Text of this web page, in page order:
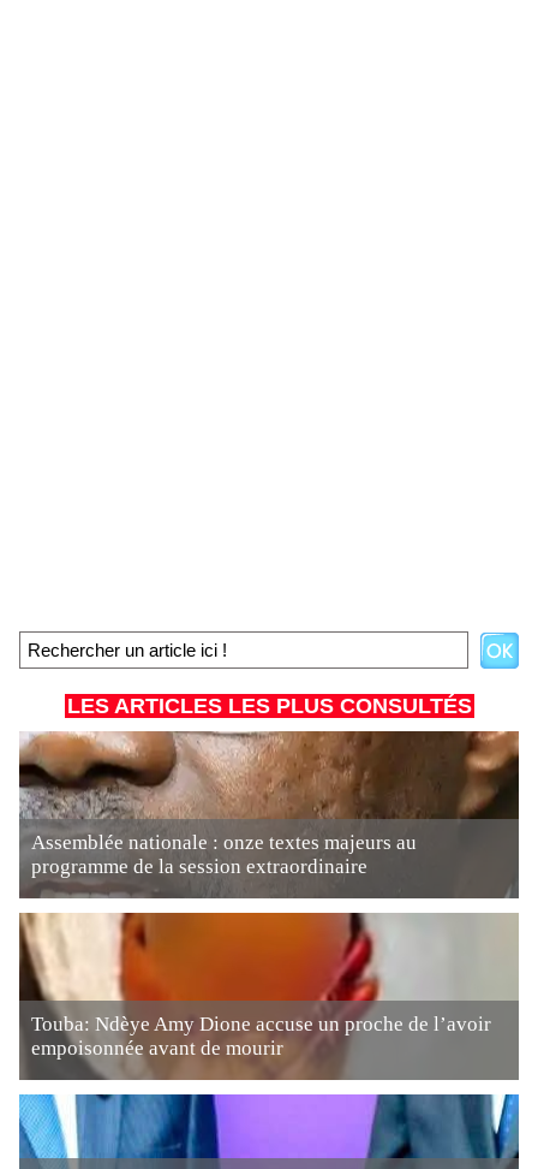
LES ARTICLES LES PLUS CONSULTÉS
Assemblée nationale : onze textes majeurs au
programme de la session extraordinaire
Touba: Ndèye Amy Dione accuse un proche de l’avoir
empoisonnée avant de mourir